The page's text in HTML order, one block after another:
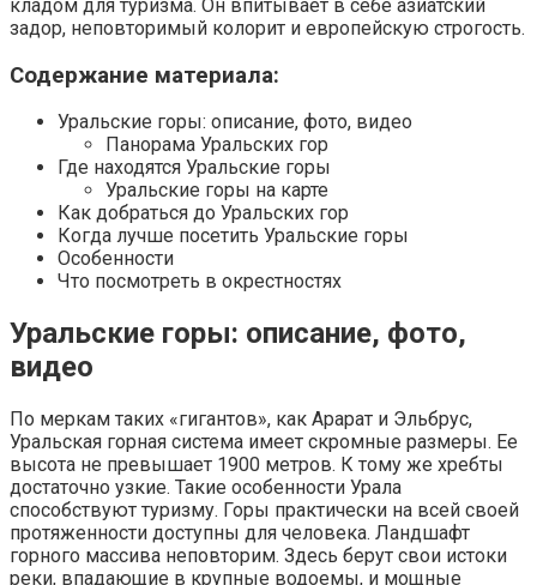
кладом для туризма. Он впитывает в себе азиатский
задор, неповторимый колорит и европейскую строгость.
Содержание материала:
Уральские горы: описание, фото, видео
Панорама Уральских гор
Где находятся Уральские горы
Уральские горы на карте
Как добраться до Уральских гор
Когда лучше посетить Уральские горы
Особенности
Что посмотреть в окрестностях
Уральские горы: описание, фото,
видео
По меркам таких «гигантов», как Арарат и Эльбрус,
Уральская горная система имеет скромные размеры. Ее
высота не превышает 1900 метров. К тому же хребты
достаточно узкие. Такие особенности Урала
способствуют туризму. Горы практически на всей своей
протяженности доступны для человека. Ландшафт
горного массива неповторим. Здесь берут свои истоки
реки, впадающие в крупные водоемы, и мощные